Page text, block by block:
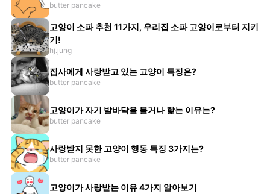
butter pancake
고양이 소파 추천 11가지, 우리집 소파 고양이로부터 지키
기!
hj.jung
집사에게 사랑받고 있는 고양이 특징은?
butter pancake
고양이가 자기 발바닥을 물거나 핥는 이유는?
butter pancake
사랑받지 못한 고양이 행동 특징 3가지는?
butter pancake
고양이가 사랑받는 이유 4가지 알아보기